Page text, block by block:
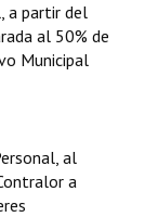
a partir del
al 50% de
Municipal
al
a